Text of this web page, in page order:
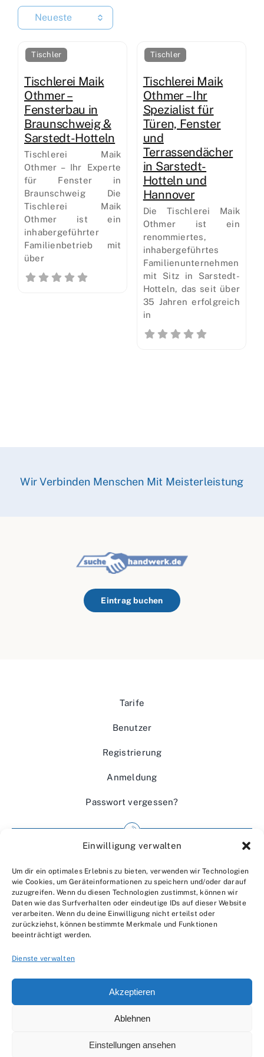
Einwilligung verwalten
Um dir ein optimales Erlebnis zu bieten, verwenden wir Technologien
wie Cookies, um Geräteinformationen zu speichern und/oder darauf
zuzugreifen. Wenn du diesen Technologien zustimmst, können wir
Daten wie das Surfverhalten oder eindeutige IDs auf dieser Website
verarbeiten. Wenn du deine Einwilligung nicht erteilst oder
zurückziehst, können bestimmte Merkmale und Funktionen
beeinträchtigt werden.
Dienste verwalten
Akzeptieren
Ablehnen
Einstellungen ansehen
Neueste
Tischler
Tischlerei Maik
Othmer –
Fensterbau in
Braunschweig &
Sarstedt-Hotteln
Tischlerei Maik
Othmer – Ihr Experte
für Fenster in
Braunschweig Die
Tischlerei Maik
Othmer ist ein
inhabergeführter
Familienbetrieb mit
über
Tischler
Tischlerei Maik
Othmer – Ihr
Spezialist für
Türen, Fenster
und
Terrassendächer
in Sarstedt-
Hotteln und
Hannover
Die Tischlerei Maik
Othmer ist ein
renommiertes,
inhabergeführtes
Familienunternehmen
mit Sitz in Sarstedt-
Hotteln, das seit über
35 Jahren erfolgreich
in
Wir Verbinden Menschen Mit Meisterleistung
Eintrag buchen
Tarife
Benutzer
Registrierung
Anmeldung
Passwort vergessen?
Wir über uns
Kontakt
Datenschutzerklärung
© 2007 - 2026 •by Moveco